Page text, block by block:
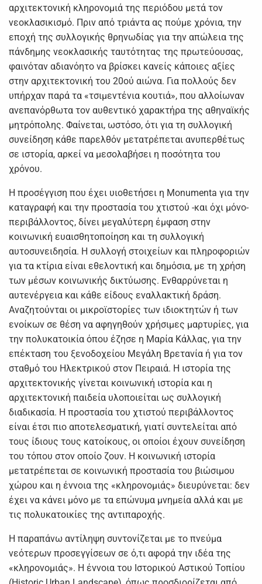
αρχιτεκτονική κληρονομιά της περιόδου μετά τον
νεοκλασικισμό. Πριν από τριάντα ας πούμε χρόνια, την
εποχή της συλλογικής θρηνωδίας για την απώλεια της
πάνδημης νεοκλασικής ταυτότητας της πρωτεύουσας,
φαινόταν αδιανόητο να βρίσκει κανείς κάποιες αξίες
στην αρχιτεκτονική του 20ού αιώνα. Για πολλούς δεν
υπήρχαν παρά τα «τσιμεντένια κουτιά», που αλλοίωναν
ανεπανόρθωτα τον αυθεντικό χαρακτήρα της αθηναϊκής
μητρόπολης. Φαίνεται, ωστόσο, ότι για τη συλλογική
συνείδηση κάθε παρελθόν μετατρέπεται ανυπερθέτως
σε ιστορία, αρκεί να μεσολαβήσει η ποσότητα του
χρόνου.
Η προσέγγιση που έχει υιοθετήσει η Monumenta για την
καταγραφή και την προστασία του χτιστού -και όχι μόνο-
περιβάλλοντος, δίνει μεγαλύτερη έμφαση στην
κοινωνική ευαισθητοποίηση και τη συλλογική
αυτοσυνειδησία. Η συλλογή στοιχείων και πληροφοριών
για τα κτίρια είναι εθελοντική και δημόσια, με τη χρήση
των μέσων κοινωνικής δικτύωσης. Ενθαρρύνεται η
αυτενέργεια και κάθε είδους εναλλακτική δράση.
Αναζητούνται οι μικροϊστορίες των ιδιοκτητών ή των
ενοίκων σε θέση να αφηγηθούν χρήσιμες μαρτυρίες, για
την πολυκατοικία όπου έζησε η Μαρία Κάλλας, για την
επέκταση του ξενοδοχείου Μεγάλη Βρετανία ή για τον
σταθμό του Ηλεκτρικού στον Πειραιά. Η ιστορία της
αρχιτεκτονικής γίνεται κοινωνική ιστορία και η
αρχιτεκτονική παιδεία υλοποιείται ως συλλογική
διαδικασία. Η προστασία του χτιστού περιβάλλοντος
είναι έτσι πιο αποτελεσματική, γιατί συντελείται από
τους ίδιους τους κατοίκους, οι οποίοι έχουν συνείδηση
του τόπου στον οποίο ζουν. Η κοινωνική ιστορία
μετατρέπεται σε κοινωνική προστασία του βιώσιμου
χώρου και η έννοια της «κληρονομιάς» διευρύνεται: δεν
έχει να κάνει μόνο με τα επώνυμα μνημεία αλλά και με
τις πολυκατοικίες της αντιπαροχής.
Η παραπάνω αντίληψη συντονίζεται με το πνεύμα
νεότερων προσεγγίσεων σε ό,τι αφορά την ιδέα της
«κληρονομιάς». Η έννοια του Ιστορικού Αστικού Τοπίου